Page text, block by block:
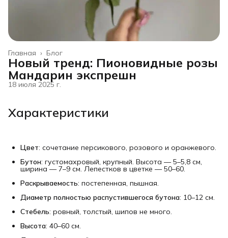
Блог
Главная ›
Новый тренд: Пионовидные розы
Мандарин экспрешн
18 июля 2025 г.
Характеристики
Цвет: сочетание персикового, розового и оранжевого.
Бутон: густомахровый, крупный. Высота — 5–5,8 см,
ширина — 7–9 см. Лепестков в цветке — 50–60.
Раскрываемость: постепенная, пышная.
Диаметр полностью распустившегося бутона: 10–12 см.
Стебель: ровный, толстый, шипов не много.
Высота: 40–60 см.